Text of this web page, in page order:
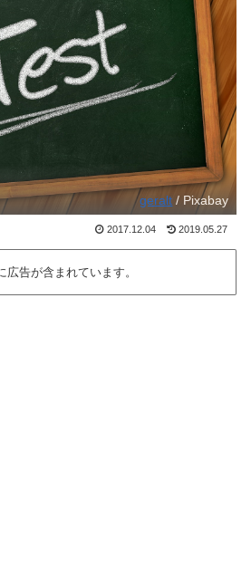
geralt / Pixabay
2017.12.04 2019.05.27
広告が含まれています。